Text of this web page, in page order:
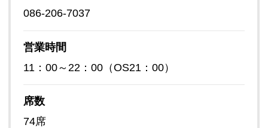
086-206-7037
営業時間
11：00～22：00（OS21：00）
席数
74席